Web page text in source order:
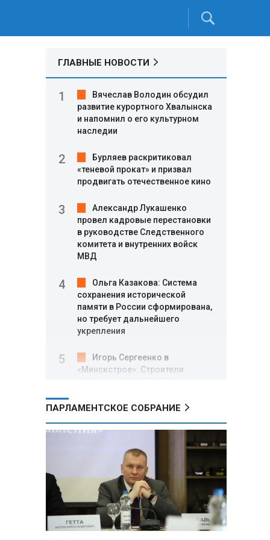
ГЛАВНЫЕ НОВОСТИ
Вячеслав Володин обсудил
развитие курортного Хвалынска
и напомнил о его культурном
наследии
Бурляев раскритиковал
«теневой прокат» и призвал
продвигать отечественное кино
Александр Лукашенко
провел кадровые перестановки
в руководстве Следственного
комитета и внутренних войск
МВД
Ольга Казакова: Система
сохранения исторической
памяти в России сформирована,
но требует дальнейшего
укрепления
Игорь Сергеенко в
«Минскстрое»: Строители
в улучшении охраны труда
МИД РФ: Поездка
Зеленского в США не принесла
ожидаемых результатов
Белорусские школьники
собрали первые «космические»
томаты из семян, побывавших
на орбите
ПАРЛАМЕНТСКОЕ СОБРАНИЕ